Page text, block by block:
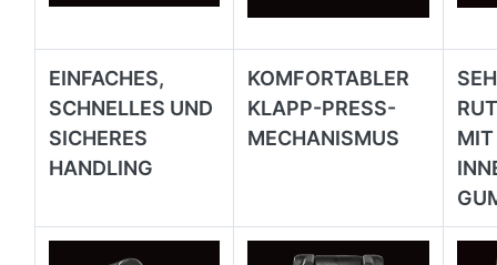
EINFACHES,
SCHNELLES UND
SICHERES
HANDLING
KOMFORTABLER
KLAPP-PRESS-
MECHANISMUS
MIT